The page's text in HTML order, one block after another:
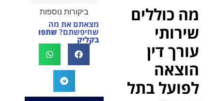
מה כוללים
שירותי
עורך דין
הוצאה
לפועל בתל
וסירבו לקחת
אותו.לאחר
שסיפרתי בקצרה
המקרה, הוא
החליט לייצג אותי
בלי לחשוב
פעמיים, הקשיב
רבה על המילים
החמות ועל
האמון. שמחנו
לעמוד לצידך,
במיוחד בתיק לא
פשוט, ומאחלים
לך המון הצלחה
בהמשך. תמיד
ביקורות נוספות
מצאתם את מה
שחיפשתם? שתפו
בקליק